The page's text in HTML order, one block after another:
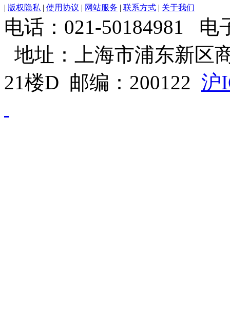
| 版权隐私 | 使用协议 | 网站服务 | 联系方式 | 关于我们
电话：021-50184981 电
地址：上海市浦东新区
21楼D 邮编：200122 沪